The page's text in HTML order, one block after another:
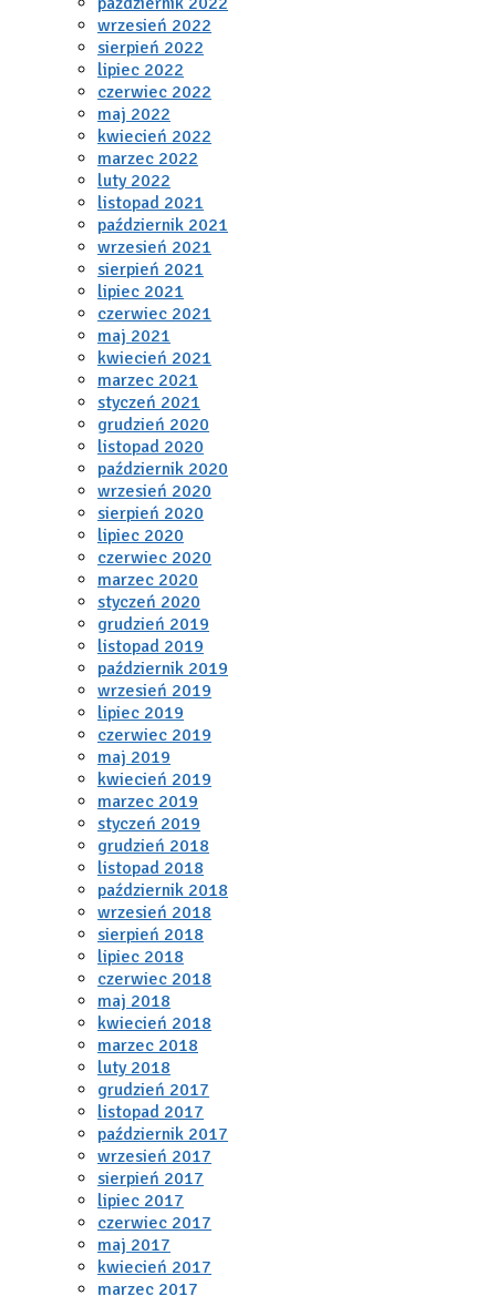
wrzesień 2022
sierpień 2022
lipiec 2022
czerwiec 2022
maj 2022
kwiecień 2022
marzec 2022
luty 2022
listopad 2021
październik 2021
wrzesień 2021
sierpień 2021
lipiec 2021
czerwiec 2021
maj 2021
kwiecień 2021
marzec 2021
styczeń 2021
grudzień 2020
listopad 2020
październik 2020
wrzesień 2020
sierpień 2020
lipiec 2020
czerwiec 2020
marzec 2020
styczeń 2020
grudzień 2019
listopad 2019
październik 2019
wrzesień 2019
lipiec 2019
czerwiec 2019
maj 2019
kwiecień 2019
marzec 2019
styczeń 2019
grudzień 2018
listopad 2018
październik 2018
wrzesień 2018
sierpień 2018
lipiec 2018
czerwiec 2018
maj 2018
kwiecień 2018
marzec 2018
luty 2018
grudzień 2017
listopad 2017
październik 2017
wrzesień 2017
sierpień 2017
lipiec 2017
czerwiec 2017
maj 2017
kwiecień 2017
marzec 2017